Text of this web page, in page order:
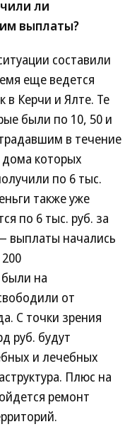
ли
выплаты?
составили
еще ведется
в Керчи и Ялте. Те
были по 10, 50 и
в течение
которых
по 6 тыс.
также уже
по 6 тыс. руб. за
выплаты начались
на
от
С точки зрения
руб. будут
и лечебных
Плюс на
ремонт